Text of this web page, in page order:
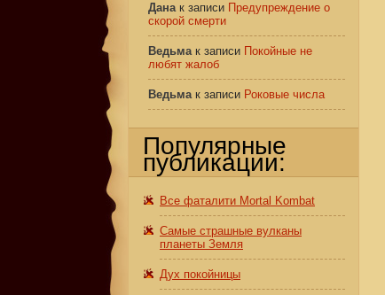
Данак записи Предупреждение о
скорой смерти
Ведьмак записи Покойные не
любят жалоб
Ведьмак записи Роковые числа
Популярные
публикации:
Все фаталити Mortal Kombat
Самые страшные вулканы
планеты Земля
Дух покойницы